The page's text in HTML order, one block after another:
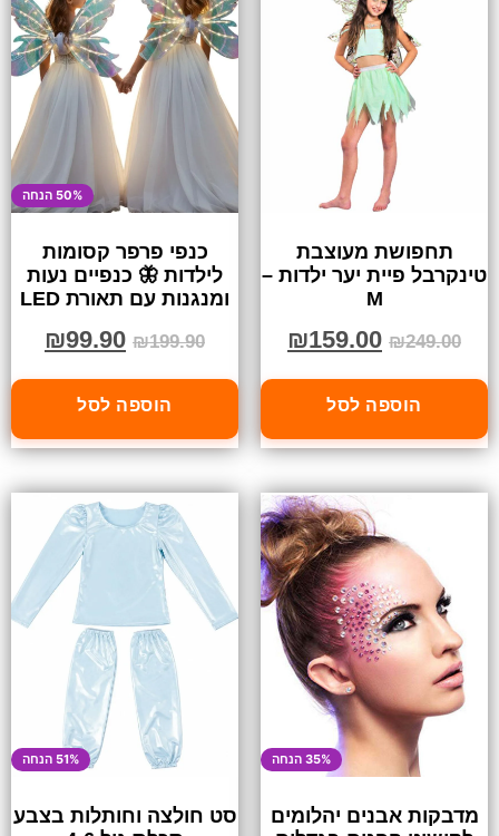
תחפושת מעוצבת
טינקרבל פיית יער ילדות –
M
₪249.00
₪159.00
הוספה לסל
50% הנחה
כנפי פרפר קסומות
לילדות 🦋 כנפיים נעות
ומנגנות עם תאורת LED
₪199.90
₪99.90
הוספה לסל
35% הנחה
מדבקות אבנים יהלומים
51% הנחה
סט חולצה וחותלות בצבע